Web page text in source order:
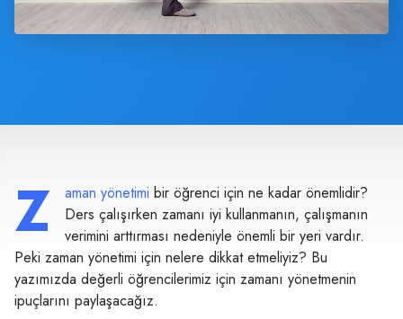
Z aman yönetimi bir öğrenci için ne kadar önemlidir?
Ders çalışırken zamanı iyi kullanmanın, çalışmanın
verimini arttırması nedeniyle önemli bir yeri vardır.
Peki zaman yönetimi için nelere dikkat etmeliyiz? Bu
yazımızda değerli öğrencilerimiz için zamanı yönetmenin
ipuçlarını paylaşacağız.